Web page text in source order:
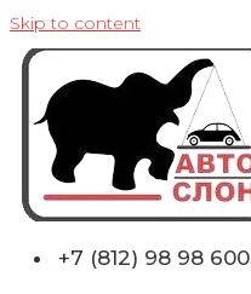
Skip to content
+7 (812) 98 98 600